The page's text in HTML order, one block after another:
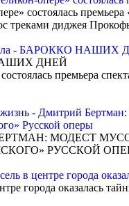
состоялась
треками диджея
- БАРОККО НАШИХ
ДНЕЙ
премьера
- Дмитрий
Русской оперы
МОДЕСТ
РУССКОЙ
в центре города
города оказалась